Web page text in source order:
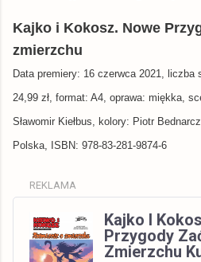
Kajko i Kokosz. Nowe
zmierzchu
Data premiery: 16 czerwca 2021, liczba
24,99 zł, format: A4, oprawa: miękka,
Sławomir Kiełbus, kolory: Piotr
Polska, ISBN: 978-83-281-9874-6
REKLAMA
Kajko I
Przygody
Zmierzchu